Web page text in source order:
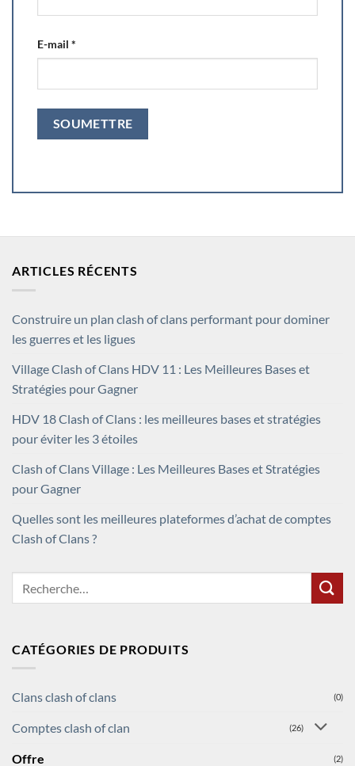
E-mail *
ARTICLES RÉCENTS
Construire un plan clash of clans performant pour dominer
les guerres et les ligues
Village Clash of Clans HDV 11 : Les Meilleures Bases et
Stratégies pour Gagner
HDV 18 Clash of Clans : les meilleures bases et stratégies
pour éviter les 3 étoiles
Clash of Clans Village : Les Meilleures Bases et Stratégies
pour Gagner
Quelles sont les meilleures plateformes d’achat de comptes
Clash of Clans ?
CATÉGORIES DE PRODUITS
Clans clash of clans (0)
Comptes clash of clan (26)
Offre (2)